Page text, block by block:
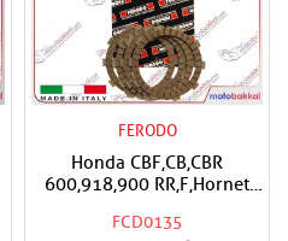
FERODO
Honda CBF,CB,CBR
600,918,900 RR,F,Hornet
Takımı
FCD0135